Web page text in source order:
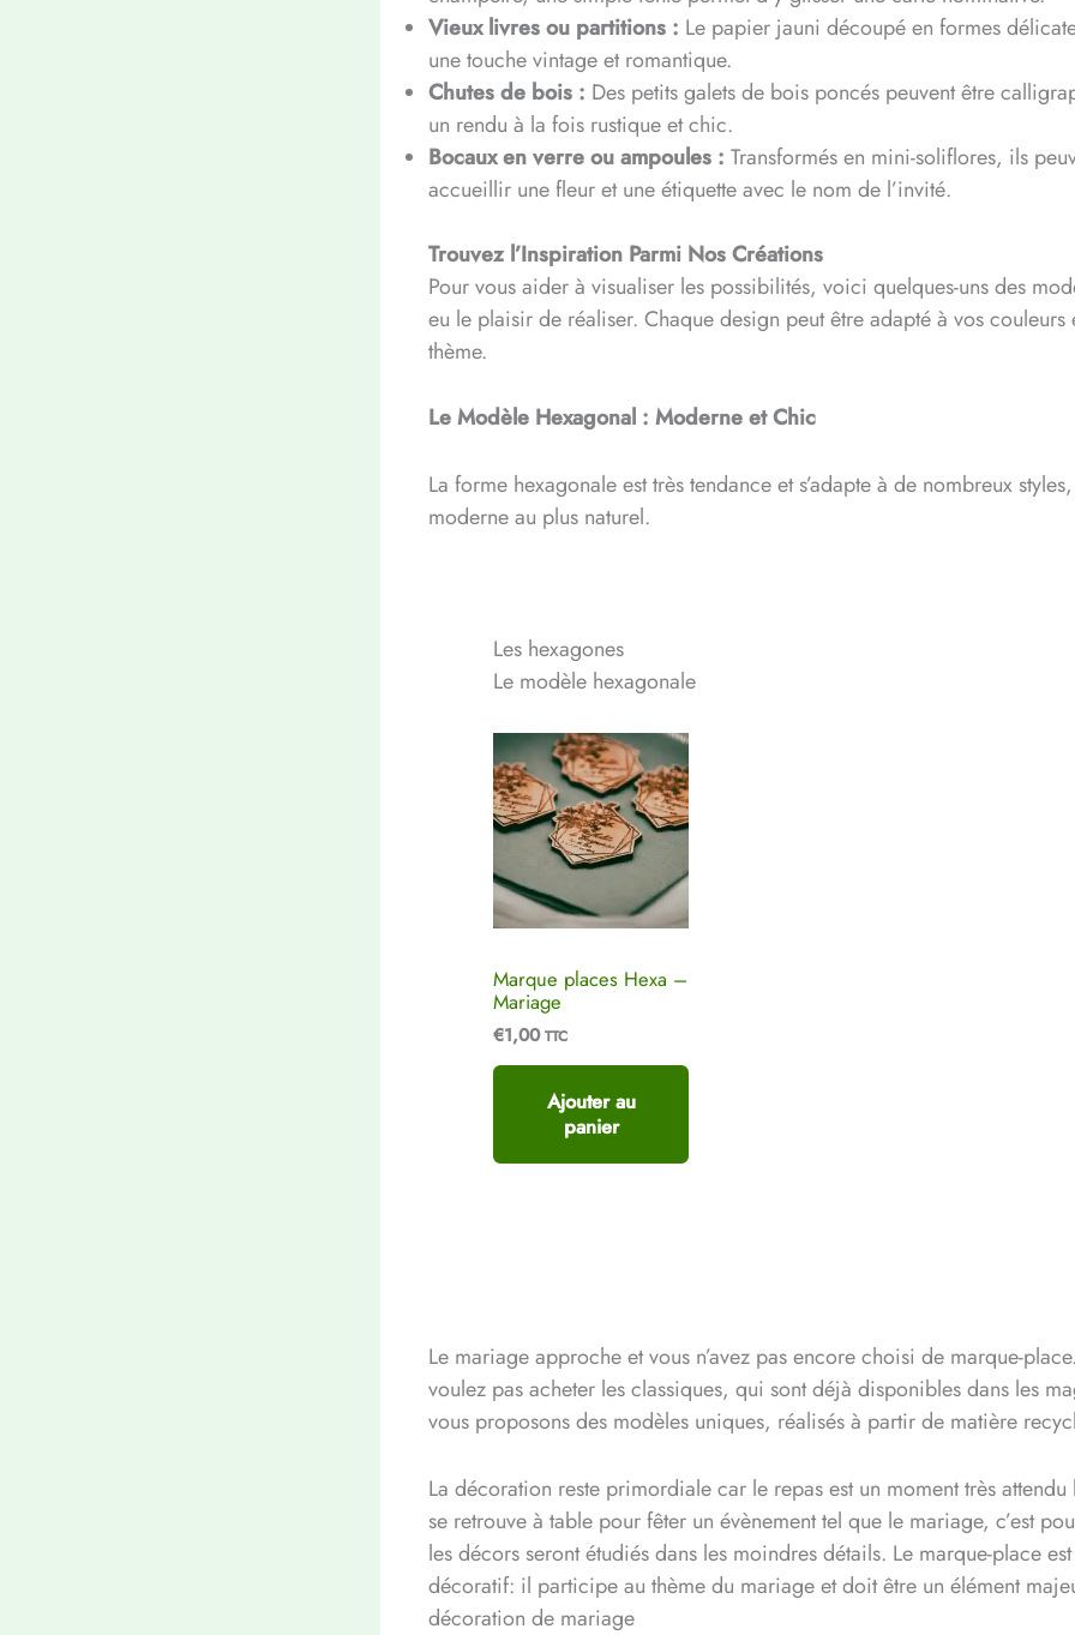
Vieux livres ou partitions : Le papier jauni découpé en formes
une touche vintage et romantique.
Chutes de bois : Des petits galets de bois poncés peuvent être
un rendu à la fois rustique et chic.
Bocaux en verre ou ampoules : Transformés en mini-soliflores, ils
accueillir une fleur et une étiquette avec le nom de l’invité.
Trouvez l’Inspiration Parmi Nos Créations
Pour vous aider à visualiser les possibilités, voici quelques-uns des
eu le plaisir de réaliser. Chaque design peut être adapté à vos couleurs
thème.
Le Modèle Hexagonal : Moderne et Chic
La forme hexagonale est très tendance et s’adapte à de nombreux
moderne au plus naturel.
Les hexagones
Le modèle hexagonale
Marque places Hexa –
Mariage
€1,00 TTC
Ajouter au
panier
Le mariage approche et vous n’avez pas encore choisi de marque-
voulez pas acheter les classiques, qui sont déjà disponibles dans les
vous proposons des modèles uniques, réalisés à partir de matière
La décoration reste primordiale car le repas est un moment très attendu
se retrouve à table pour fêter un évènement tel que le mariage, c’est
les décors seront étudiés dans les moindres détails. Le marque-place
décoratif: il participe au thème du mariage et doit être un élément
décoration de mariage